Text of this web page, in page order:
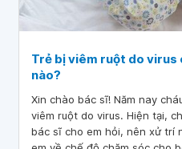
Trẻ bị viêm ruột do virus
nào?
Xin chào bác sĩ! Năm nay
viêm ruột do virus. Hiện tại,
bác sĩ cho em hỏi, nên xử trí